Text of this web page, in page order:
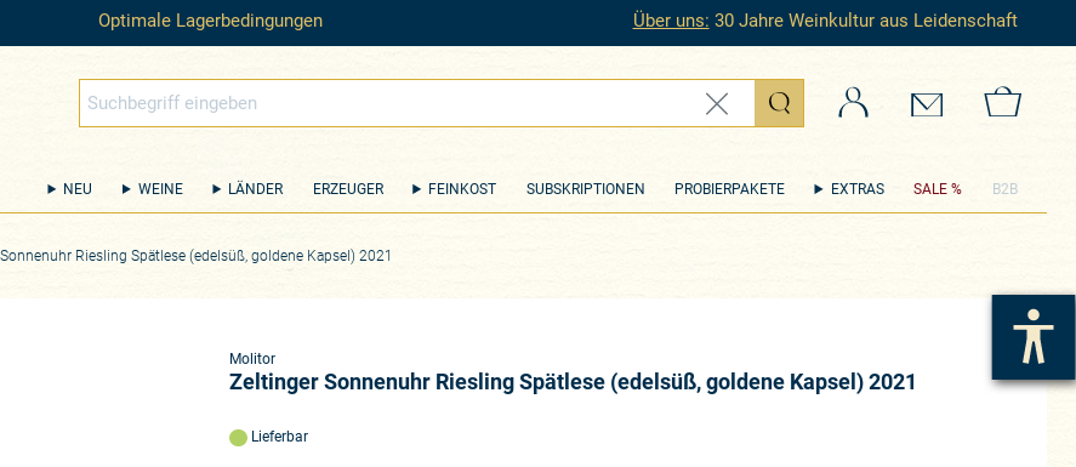
Optimale Lagerbedingungen Über uns: 30 Jahre Weinkultur aus Leidenschaft
Login Kontakt
NEU WEINE LÄNDER ERZEUGER FEINKOST SUBSKRIPTIONEN PROBIERPAKETE EXTRAS SALE % B2B
Riesling Spätlese (edelsüß, goldene Kapsel) 2021
Molitor
Zeltinger Sonnenuhr Riesling Spätlese (edelsüß, goldene Kapsel) 2021
Lieferbar